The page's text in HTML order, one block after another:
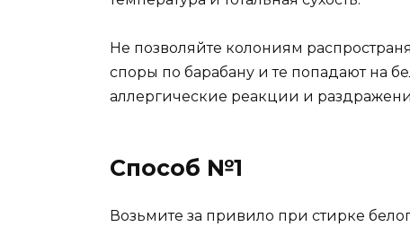
Не позволяйте колониям
споры по барабану и те попадают на
аллергические реакции и
Способ №1
Возьмите за привило при стирке